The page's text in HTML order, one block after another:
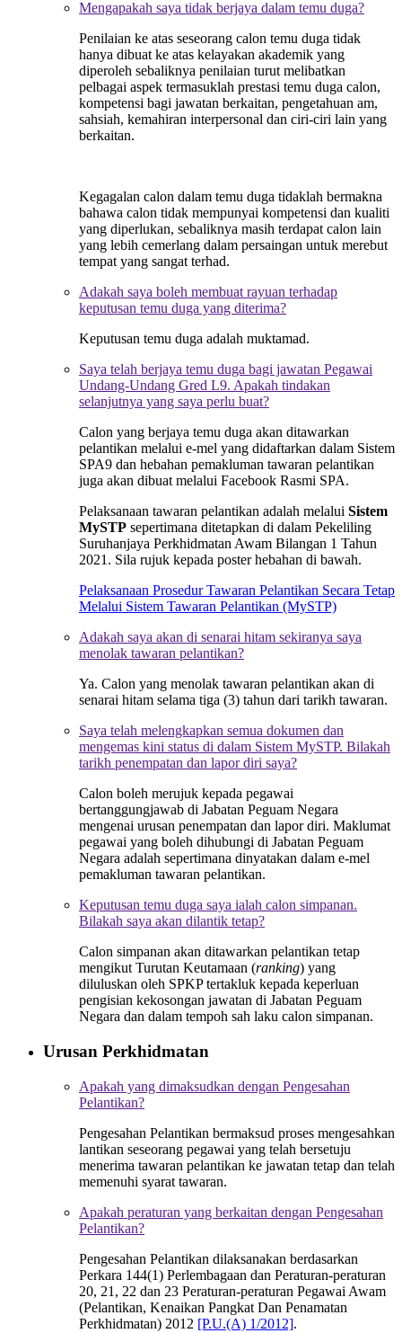
Mengapakah saya tidak berjaya dalam temu duga?
Penilaian ke atas seseorang calon temu duga tidak
hanya dibuat ke atas kelayakan akademik yang
diperoleh sebaliknya penilaian turut melibatkan
pelbagai aspek termasuklah prestasi temu duga calon,
kompetensi bagi jawatan berkaitan, pengetahuan am,
sahsiah, kemahiran interpersonal dan ciri-ciri lain yang
berkaitan.
Kegagalan calon dalam temu duga tidaklah bermakna
bahawa calon tidak mempunyai kompetensi dan kualiti
yang diperlukan, sebaliknya masih terdapat calon lain
yang lebih cemerlang dalam persaingan untuk merebut
tempat yang sangat terhad.
Adakah saya boleh membuat rayuan terhadap
keputusan temu duga yang diterima?
Keputusan temu duga adalah muktamad.
Saya telah berjaya temu duga bagi jawatan Pegawai
Undang-Undang Gred L9. Apakah tindakan
selanjutnya yang saya perlu buat?
Calon yang berjaya temu duga akan ditawarkan
pelantikan melalui e-mel yang didaftarkan dalam Sistem
SPA9 dan hebahan pemakluman tawaran pelantikan
juga akan dibuat melalui Facebook Rasmi SPA.
Pelaksanaan tawaran pelantikan adalah melalui Sistem
MySTP sepertimana ditetapkan di dalam Pekeliling
Suruhanjaya Perkhidmatan Awam Bilangan 1 Tahun
2021. Sila rujuk kepada poster hebahan di bawah.
Pelaksanaan Prosedur Tawaran Pelantikan Secara Tetap
Melalui Sistem Tawaran Pelantikan (MySTP)
Adakah saya akan di senarai hitam sekiranya saya
menolak tawaran pelantikan?
Ya. Calon yang menolak tawaran pelantikan akan di
senarai hitam selama tiga (3) tahun dari tarikh tawaran.
Saya telah melengkapkan semua dokumen dan
mengemas kini status di dalam Sistem MySTP. Bilakah
tarikh penempatan dan lapor diri saya?
Calon boleh merujuk kepada pegawai
bertanggungjawab di Jabatan Peguam Negara
mengenai urusan penempatan dan lapor diri. Maklumat
pegawai yang boleh dihubungi di Jabatan Peguam
Negara adalah sepertimana dinyatakan dalam e-mel
pemakluman tawaran pelantikan.
Keputusan temu duga saya ialah calon simpanan.
Bilakah saya akan dilantik tetap?
Calon simpanan akan ditawarkan pelantikan tetap
mengikut Turutan Keutamaan (ranking) yang
diluluskan oleh SPKP tertakluk kepada keperluan
pengisian kekosongan jawatan di Jabatan Peguam
Negara dan dalam tempoh sah laku calon simpanan.
Urusan Perkhidmatan
Apakah yang dimaksudkan dengan Pengesahan
Pelantikan?
Pengesahan Pelantikan bermaksud proses mengesahkan
lantikan seseorang pegawai yang telah bersetuju
menerima tawaran pelantikan ke jawatan tetap dan telah
memenuhi syarat tawaran.
Apakah peraturan yang berkaitan dengan Pengesahan
Pelantikan?
Pengesahan Pelantikan dilaksanakan berdasarkan
Perkara 144(1) Perlembagaan dan Peraturan-peraturan
20, 21, 22 dan 23 Peraturan-peraturan Pegawai Awam
(Pelantikan, Kenaikan Pangkat Dan Penamatan
Perkhidmatan) 2012 [P.U.(A) 1/2012].